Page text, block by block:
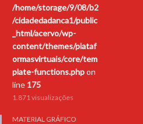
/home/storage/9/08/b2
/cidadedadanca1/public
_html/acervo/wp-
content/themes/plataf
ormasvirtuais/core/tem
plate-functions.phpon
line 175
1.871 visualizações
MATERIAL GRÁFICO